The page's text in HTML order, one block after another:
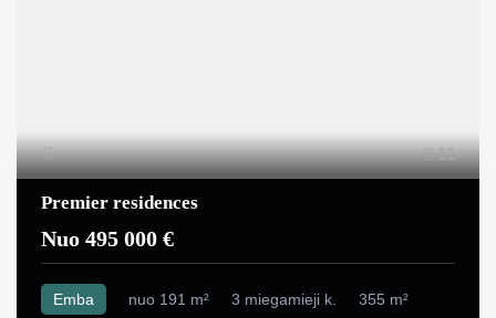
11
Premier residences
Nuo 495 000 €
Emba nuo 191 m² 3 miegamieji k. 355 m²